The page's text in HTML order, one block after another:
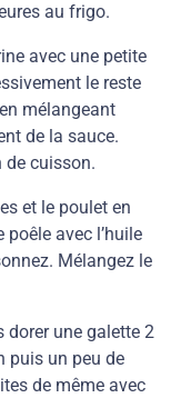
au frigo.
avec une petite
le reste
mélangeant
de la sauce.
de cuisson.
et le poulet en
poêle avec l’huile
Mélangez le
dorer une galette 2
puis un peu de
de même avec